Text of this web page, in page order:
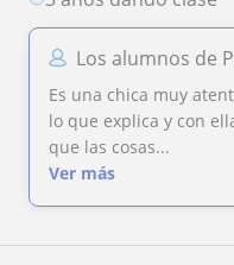
Los alumnos de
Es una chica muy
lo que explica y con
que las cosas...
Ver más